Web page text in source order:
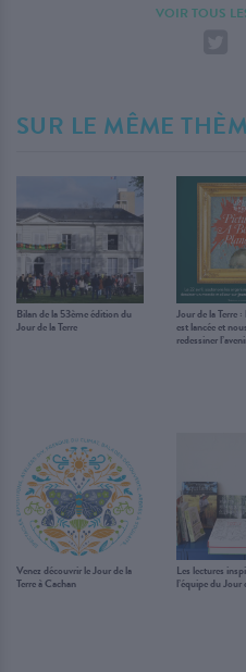
VOIR TOUS
SUR LE MÊME
Bilan de la 53ème édition du
Jour de la Terre
Jour de la Terre
est lancée et
redessiner
Venez découvrir le Jour de la
Terre à Cachan
Les lectures
l’équipe du Jour